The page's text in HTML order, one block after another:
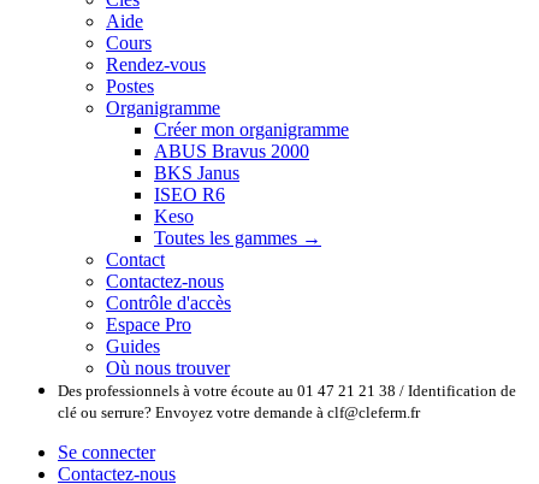
Aide
Cours
Rendez-vous
Postes
Organigramme
Créer mon organigramme
ABUS Bravus 2000
BKS Janus
ISEO R6
Keso
Toutes les gammes →
Contact
Contactez-nous
Contrôle d'accès
Espace Pro
Guides
Où nous trouver
Des professionnels à votre écoute au 01 47 21 21 38 / Identification de
clé ou serrure? Envoyez votre demande à clf@cleferm.fr
Se connecter
Contactez-nous